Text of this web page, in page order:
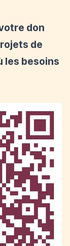
don
de
les besoins